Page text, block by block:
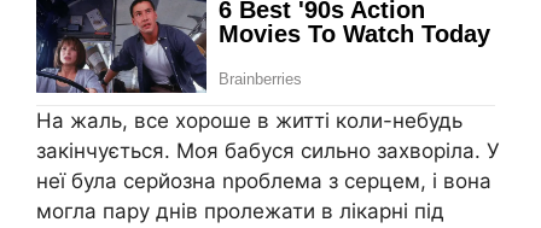
На жаль, все хороше в житті коли-небудь
закінчується. Моя бабуся сильно захворіла. У
неї була серйозна nроблема з серцем, і вона
могла пару днів пролежати в лікарні під